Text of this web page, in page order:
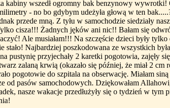
kabiny wszedł ogromny bak benzynowy wywrotki!
- no bo gdybym udeżyła głową w ten
przede mną. Z tyłu w samochodzie siedziały
cisza!!! Żadnych jęków ani nic!! Bałam się
Ale musiałam!!! Na szczęście dzieci były
stało! Najbardziej poszkodowana ze wszystkich
pustynię przyjechały 2 karetki pogotowia, zajęły
twarz zalaną krwią (okazało się później, że miał 2
pogotowie do szpitala na obserwację. Miałam
od pasów samochodowych. Dziękowałam
nasze wakacje przedłużyły się o tydzień w tym